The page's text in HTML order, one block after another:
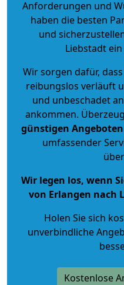
Anforderungen und
haben die besten
und
Liebstadt
Wir sorgen dafür,
reibungslos verläuft
und unbeschadet
ankommen.
günstigen
umfassender
Wir legen los, wenn
von Erlangen nach
Holen Sie sich
unverbindliche
Kostenlose